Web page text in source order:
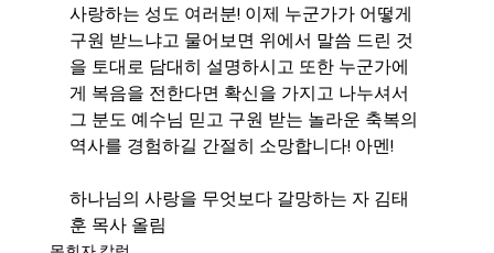
사랑하는 성도 여러분! 이제 누군가가 어떻게
구원 받느냐고 물어보면 위에서 말씀 드린 것
을 토대로 담대히 설명하시고 또한 누군가에
게 복음을 전한다면 확신을 가지고 나누셔서
그 분도 예수님 믿고 구원 받는 놀라운 축복의
역사를 경험하길 간절히 소망합니다! 아멘!
하나님의 사랑을 무엇보다 갈망하는 자 김태
훈 목사 올림